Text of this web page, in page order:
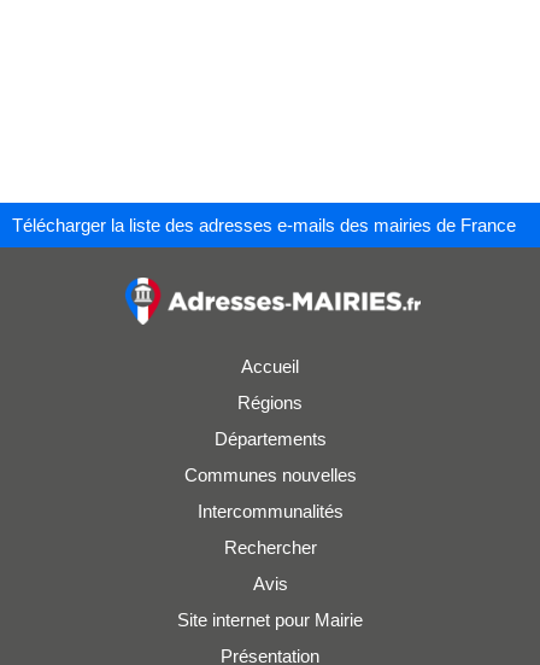
Télécharger la liste des adresses e-mails des mairies de France
Accueil
Régions
Départements
Communes nouvelles
Intercommunalités
Rechercher
Avis
Site internet pour Mairie
Présentation